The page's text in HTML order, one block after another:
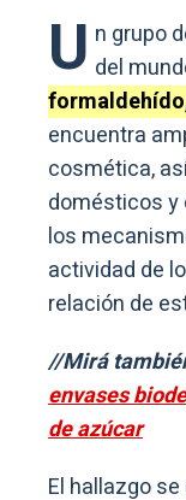
U n grupo
del
encuentra
cosmética,
domésticos y
los
actividad de
relación de
//Mirá
envases
de azúcar
El hallazgo